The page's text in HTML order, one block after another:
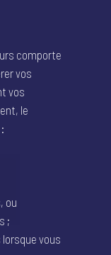
comporte
vos
vos
le
ou
;
vous